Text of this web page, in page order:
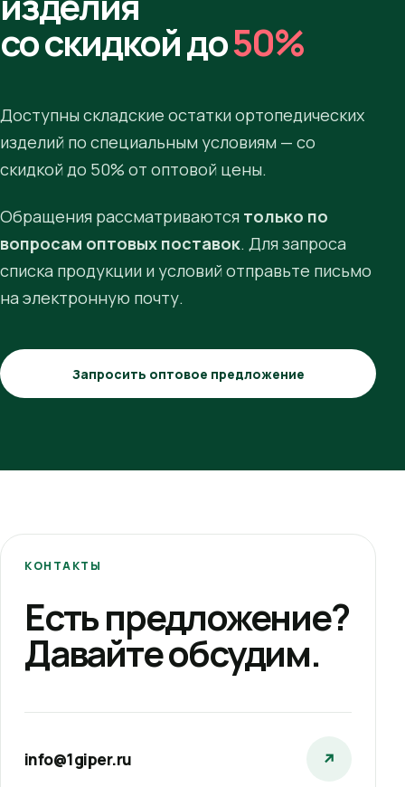
со скидкой до50%
Доступны складские остатки ортопедических
изделий по специальным условиям — со
скидкой до 50% от оптовой цены.
Обращения рассматриваются только по
вопросам оптовых поставок. Для запроса
списка продукции и условий отправьте письмо
на электронную почту.
Запросить оптовое предложение
КОНТАКТЫ
Есть предложение?
Давайте обсудим.
info@1giper.ru ↗